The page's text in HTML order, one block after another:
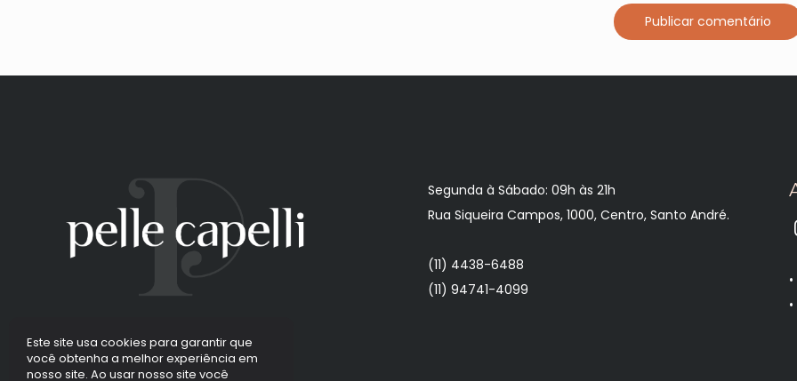
Segunda à Sábado: 09h às 21h
Rua Siqueira Campos, 1000, Centro, Santo André.
(11) 4438-6488
(11) 94741-4099
Este site usa cookies para garantir que
você obtenha a melhor experiência em
nosso site. Ao usar nosso site você
•
•